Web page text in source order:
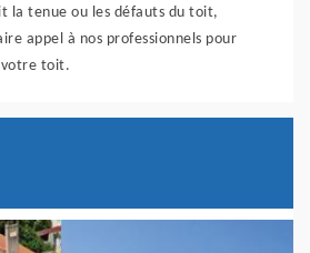
la tenue ou les défauts du toit,
appel à nos professionnels pour
votre toit.